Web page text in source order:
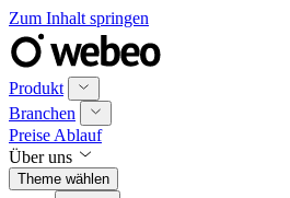
Zum Inhalt springen
Produkt
Branchen
Preise Ablauf
Über uns
Theme wählen